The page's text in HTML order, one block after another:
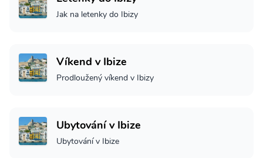
Jak na letenky do Ibizy
Víkend v Ibize
Prodloužený víkend v Ibizy
Ubytování v Ibize
Ubytování v Ibize